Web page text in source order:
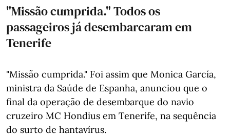
"Missão cumprida." Todos os
passageiros já desembarcaram em
Tenerife
"Missão cumprida." Foi assim que Monica García,
ministra da Saúde de Espanha, anunciou que o
final da operação de desembarque do navio
cruzeiro MC Hondius em Tenerife, na sequência
do surto de hantavírus.